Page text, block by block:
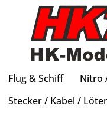
Flug & Schiff Nitro
Stecker / Kabel /